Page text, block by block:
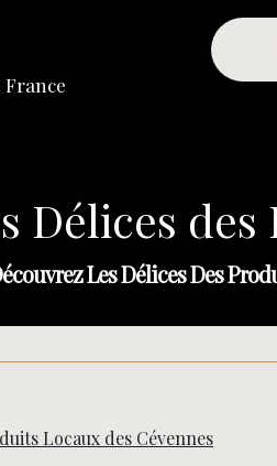
France
Délices
Les Délices Des
Locaux des Cévennes